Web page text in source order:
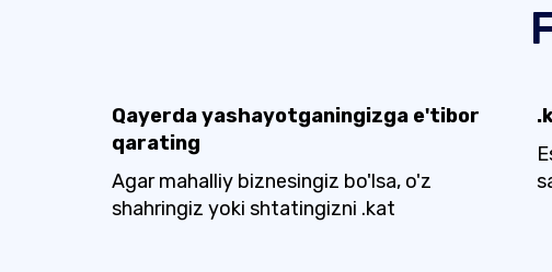
Qayerda yashayotganingizga e'tibor
qarating
Agar mahalliy biznesingiz bo'lsa, o'z
shahringiz yoki shtatingizni .kat